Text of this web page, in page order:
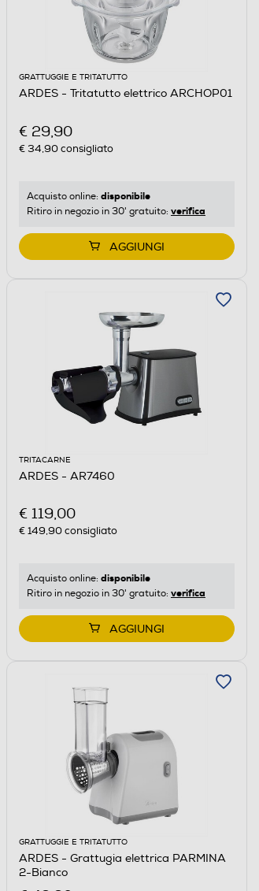
GRATTUGGIE E TRITATUTTO
ARDES - Tritatutto elettrico ARCHOP01
€ 29,90
€ 34,90consigliato
Acquisto online: disponibile
Ritiro in negozio in 30' gratuito: verifica
AGGIUNGI
TRITACARNE
ARDES - AR7460
€ 119,00
€ 149,90consigliato
Acquisto online: disponibile
Ritiro in negozio in 30' gratuito: verifica
AGGIUNGI
GRATTUGGIE E TRITATUTTO
ARDES - Grattugia elettrica PARMINA
2-Bianco